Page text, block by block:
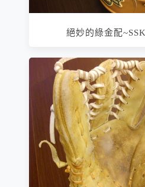
絕妙的綠金配